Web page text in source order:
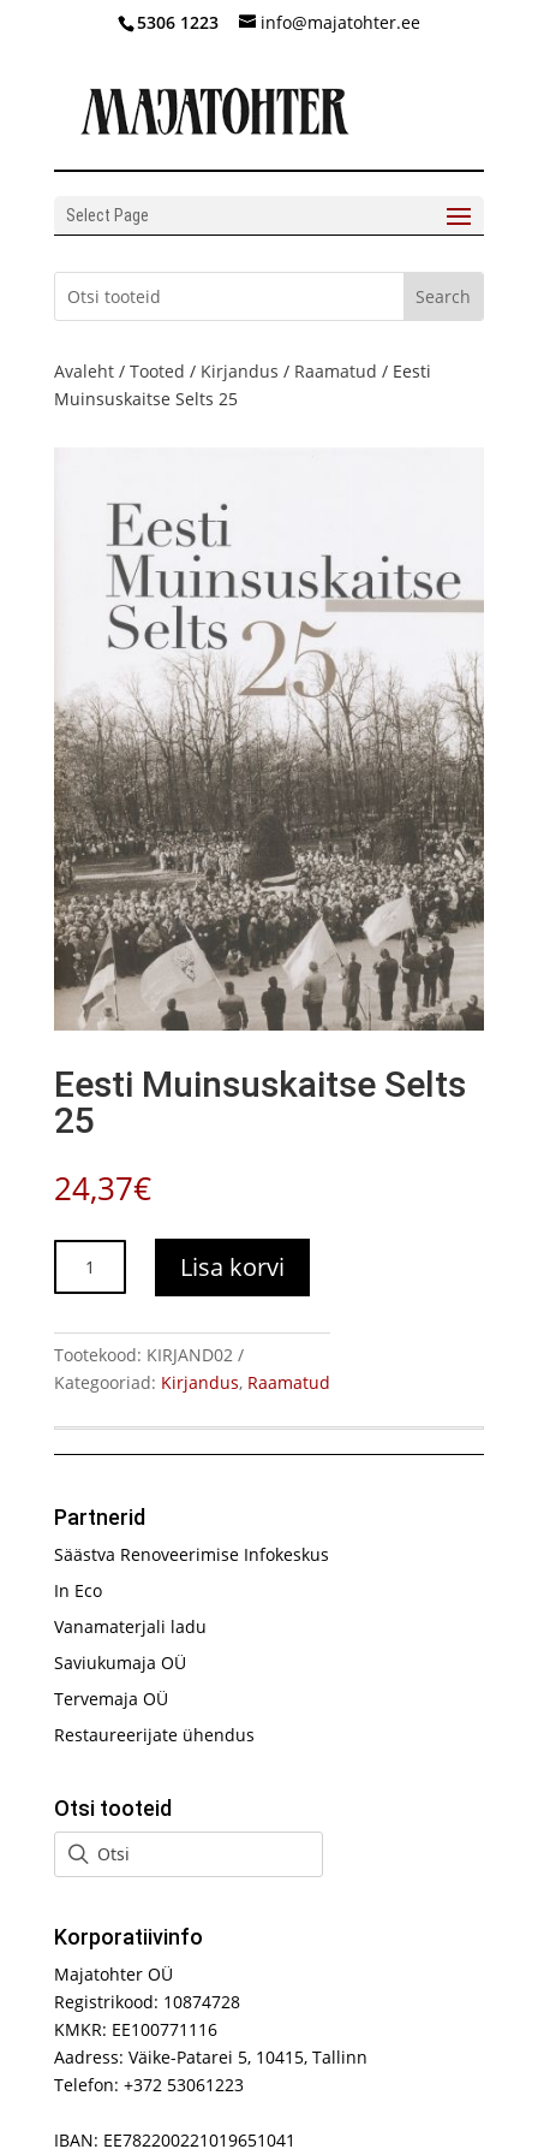
5306 1223 info@majatohter.ee
Select Page
Avaleht/ Tooted / Kirjandus / Raamatud / Eesti
Muinsuskaitse Selts 25
Eesti Muinsuskaitse Selts
25
24,37€
Muinsuskaitse
25
kogus
Lisa korvi
Tootekood: KIRJAND02
Kategooriad: Kirjandus, Raamatud
Partnerid
Säästva Renoveerimise Infokeskus
In Eco
Vanamaterjali ladu
Saviukumaja OÜ
Tervemaja OÜ
Restaureerijate ühendus
Otsi tooteid
Korporatiivinfo
Majatohter OÜ
Registrikood: 10874728
KMKR: EE100771116
Aadress: Väike-Patarei 5, 10415, Tallinn
Telefon: +372 53061223
IBAN: EE782200221019651041